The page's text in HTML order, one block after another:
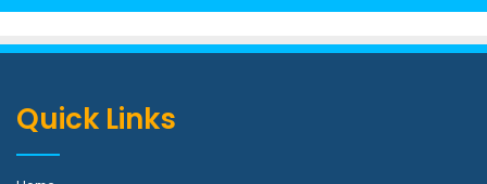
Quick Links